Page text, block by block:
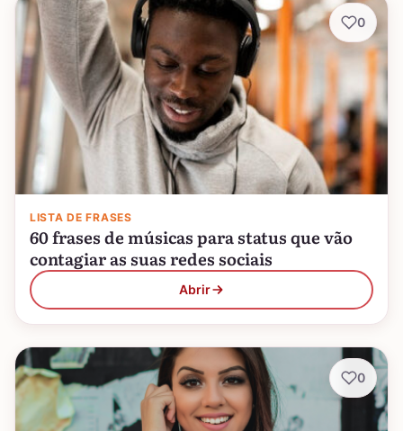
LISTA DE FRASES
60 frases de músicas para status que vão
contagiar as suas redes sociais
Abrir
0
0